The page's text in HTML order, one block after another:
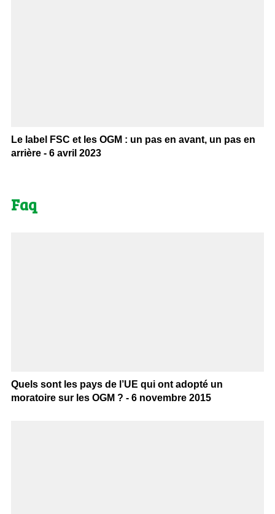
Le label FSC et les OGM : un pas en avant, un pas en
arrière - 6 avril 2023
Faq
Quels sont les pays de l’UE qui ont adopté un
moratoire sur les OGM ? - 6 novembre 2015